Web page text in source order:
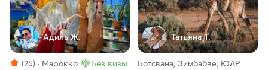
Адиль Ж.
(25) Марокко Без визы
Татьяна Т.
Ботсвана, Зимбабве, ЮАР